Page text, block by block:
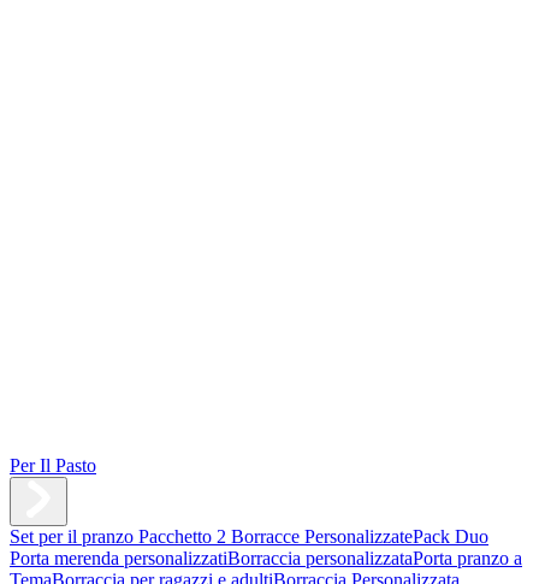
Per Il Pasto
Set per il pranzo Pacchetto 2 Borracce PersonalizzatePack Duo
Porta merenda personalizzatiBorraccia personalizzataPorta pranzo a
TemaBorraccia per ragazzi e adultiBorraccia Personalizzata